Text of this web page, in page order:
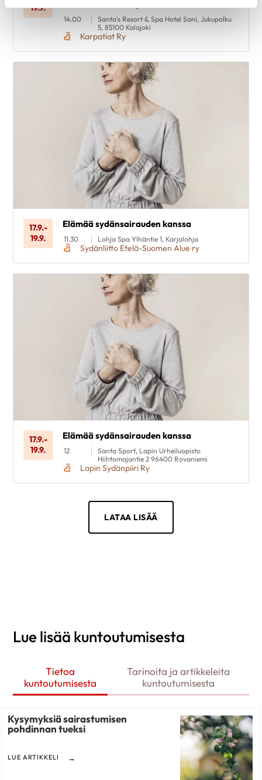
19.9.
14.00
Santa's Resort & Spa Hotel Sani, Jukupolku
5, 85100 Kalajoki
Karpatiat Ry
17.9.-
19.9.
Elämää sydänsairauden kanssa
11.30 Lohja Spa Ylhäntie 1, Karjalohja
Sydänliitto Etelä-Suomen Alue ry
17.9.-
19.9.
Elämää sydänsairauden kanssa
12
Santa Sport, Lapin Urheiluopisto
Hiihtomajantie 2 96400 Rovaniemi
Lapin Sydänpiiri Ry
LATAA LISÄÄ
Lue lisää kuntoutumisesta
Tietoa
kuntoutumisesta
Tarinoita ja artikkeleita
kuntoutumisesta
Kysymyksiä sairastumisen
pohdinnan tueksi
LUE ARTIKKELI